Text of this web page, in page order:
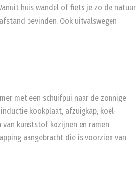
huis wandel of fiets je zo de natuur
bevinden. Ook uitvalswegen
met een schuifpui naar de zonnige
kookplaat, afzuigkap, koel-
van kunststof kozijnen en ramen
aangebracht die is voorzien van